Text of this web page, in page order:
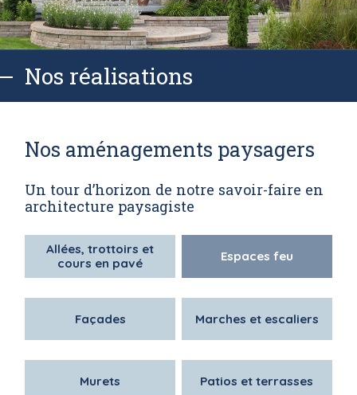
Nos réalisations
Nos aménagements paysagers
Un tour d’horizon de notre savoir-faire en
architecture paysagiste
Allées, trottoirs et
cours en pavé
Espaces feu
Façades Marches et escaliers
Murets Patios et terrasses